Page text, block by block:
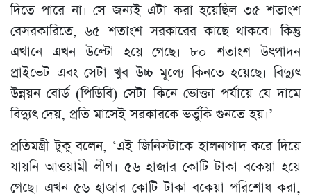
দিতে পারে না। সে জন্যই এটা করা হয়েছিল ৩৫ শতাংশ
বেসরকারিতে, ৬৫ শতাংশ সরকারের কাছে থাকবে। কিন্তু
এখানে এখন উল্টো হয়ে গেছে। ৮০ শতাংশ উৎপাদন
প্রাইভেট এবং সেটা খুব উচ্চ মূল্যে কিনতে হয়েছে। বিদ্যুৎ
উন্নয়ন বোর্ড (পিডিবি) সেটা কিনে ভোক্তা পর্যায়ে যে দামে
বিদ্যুৎ দেয়, প্রতি মাসেই সরকারকে ভর্তুকি গুনতে হয়।’
প্রতিমন্ত্রী টুকু বলেন, ‘এই জিনিসটাকে হালনাগাদ করে দিয়ে
যায়নি আওয়ামী লীগ। ৫৬ হাজার কোটি টাকা বকেয়া হয়ে
গেছে। এখন ৫৬ হাজার কোটি টাকা বকেয়া পরিশোধ করা,